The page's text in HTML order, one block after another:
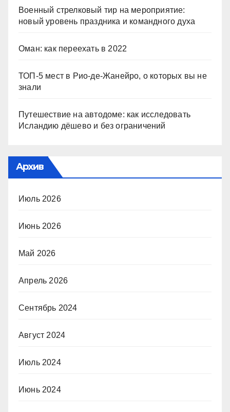
Военный стрелковый тир на мероприятие:
новый уровень праздника и командного духа
Оман: как переехать в 2022
ТОП-5 мест в Рио-де-Жанейро, о которых вы не
знали
Путешествие на автодоме: как исследовать
Исландию дёшево и без ограничений
Архив
Июль 2026
Июнь 2026
Май 2026
Апрель 2026
Сентябрь 2024
Август 2024
Июль 2024
Июнь 2024